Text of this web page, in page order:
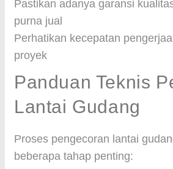
Pastikan adanya garansi
purna jual
Perhatikan kecepatan
proyek
Panduan Teknis
Lantai Gudang
Proses pengecoran lantai
beberapa tahap penting: